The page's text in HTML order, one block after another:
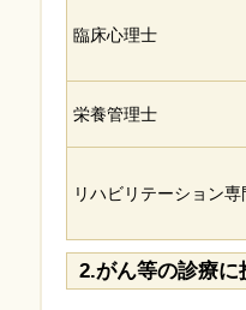
臨床心理士
栄養管理士
リハビリテーション専
2.がん等の診療